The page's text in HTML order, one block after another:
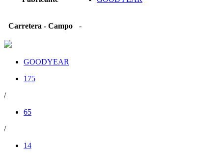
Carretera - Campo -
GOODYEAR
175
/
65
/
14